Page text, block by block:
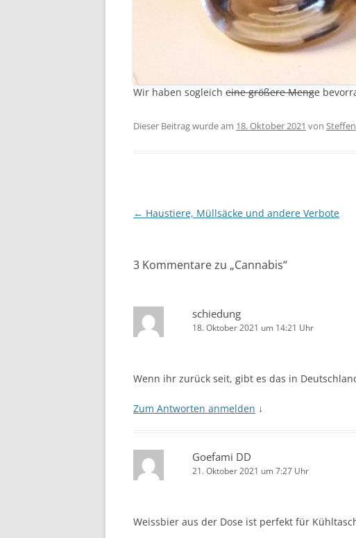
Wir haben sogleich eine größere Menge
Dieser Beitrag wurde am 18. Oktober 2021 von Steffen
Beitragsnavigation
← Haustiere, Müllsäcke und andere Verbote
3 Kommentare zu „Cannabis“
schiedung
18. Oktober 2021 um 14:21 Uhr
Wenn ihr zurück seit, gibt es das in
Zum Antworten anmelden ↓
Goefami DD
21. Oktober 2021 um 7:27 Uhr
Weissbier aus der Dose ist perfekt für